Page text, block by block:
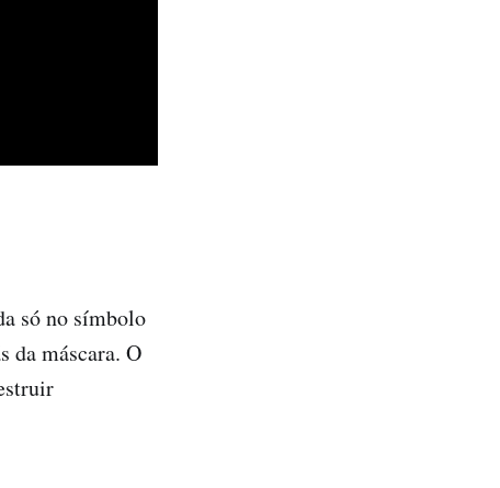
só no símbolo
da máscara. O